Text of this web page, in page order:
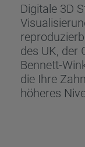
Digitale 3D
des UK, der
Bennett-
die Ihre
höheres